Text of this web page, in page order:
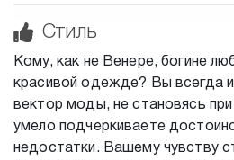
Стиль
Кому, как не Венере, богине
красивой одежде? Вы всегда
вектор моды, не становясь
умело подчеркиваете
недостатки. Вашему чувству